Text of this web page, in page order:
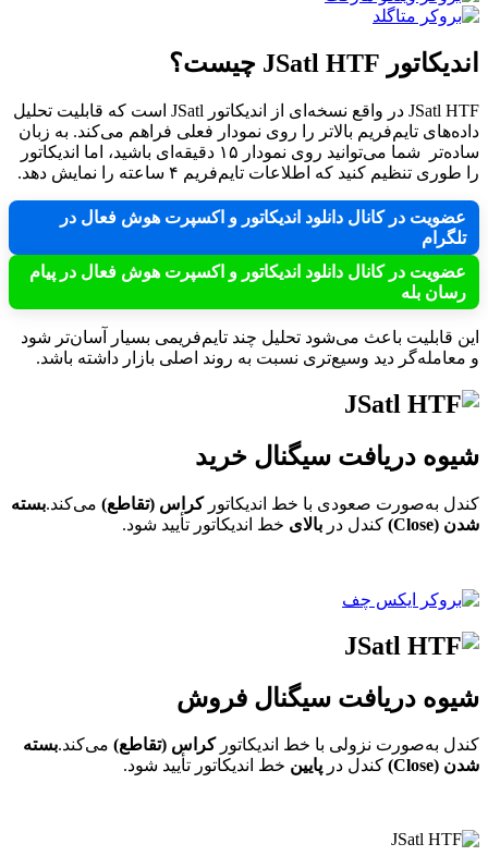
اندیکاتور JSatl HTF چیست؟
JSatl HTF در واقع نسخه‌ای از اندیکاتور JSatl است که قابلیت تحلیل
داده‌های تایم‌فریم بالاتر را روی نمودار فعلی فراهم می‌کند. به زبان
ساده‌تر شما می‌توانید روی نمودار ۱۵ دقیقه‌ای باشید، اما اندیکاتور
را طوری تنظیم کنید که اطلاعات تایم‌فریم ۴ ساعته را نمایش دهد.
عضویت در کانال دانلود اندیکاتور و اکسپرت هوش فعال در
تلگرام
عضویت در کانال دانلود اندیکاتور و اکسپرت هوش فعال در پیام
رسان بله
این قابلیت باعث می‌شود تحلیل چند تایم‌فریمی بسیار آسان‌تر شود
و معامله‌گر دید وسیع‌تری نسبت به روند اصلی بازار داشته باشد.
شیوه دریافت سیگنال خرید
کندل به‌صورت صعودی با خط اندیکاتورکراس (تقاطع) می‌کند.بسته
شدن (Close)
کندل در بالای خط اندیکاتور تأیید شود.
شیوه دریافت سیگنال فروش
کندل به‌صورت نزولی با خط اندیکاتورکراس (تقاطع) می‌کند.بسته
شدن (Close)
کندل در پایین خط اندیکاتور تأیید شود.